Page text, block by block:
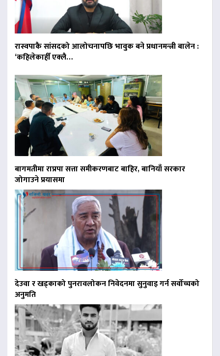
रास्वपाकै सांसदको आलोचनापछि भावुक बने प्रधानमन्त्री बालेन :
‘कहिलेकाहीँ एक्लै…
बागमतीमा राप्रपा सत्ता समीकरणबाट बाहिर, बानियाँ सरकार
जोगाउने प्रयासमा
देउवा र खड्काको पुनरावलोकन निवेदनमा सुनुवाइ गर्न सर्वोच्चको
अनुमति